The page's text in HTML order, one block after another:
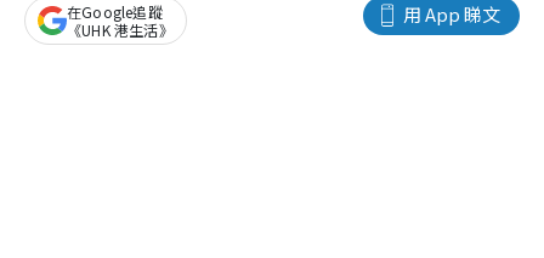
用 App 睇文
在Google追蹤
《UHK 港生活》